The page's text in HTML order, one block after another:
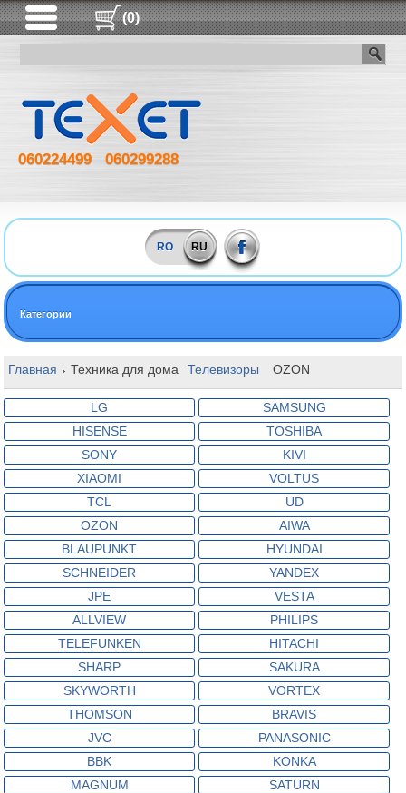
(0)
060224499 060299288
RO RU
Категории
Главная Техника для дома Телевизоры OZON
LG
SAMSUNG
HISENSE
TOSHIBA
SONY
KIVI
XIAOMI
VOLTUS
TCL
UD
OZON
AIWA
BLAUPUNKT
HYUNDAI
SCHNEIDER
YANDEX
JPE
VESTA
ALLVIEW
PHILIPS
TELEFUNKEN
HITACHI
SHARP
SAKURA
SKYWORTH
VORTEX
THOMSON
BRAVIS
JVC
PANASONIC
BBK
KONKA
MAGNUM
SATURN